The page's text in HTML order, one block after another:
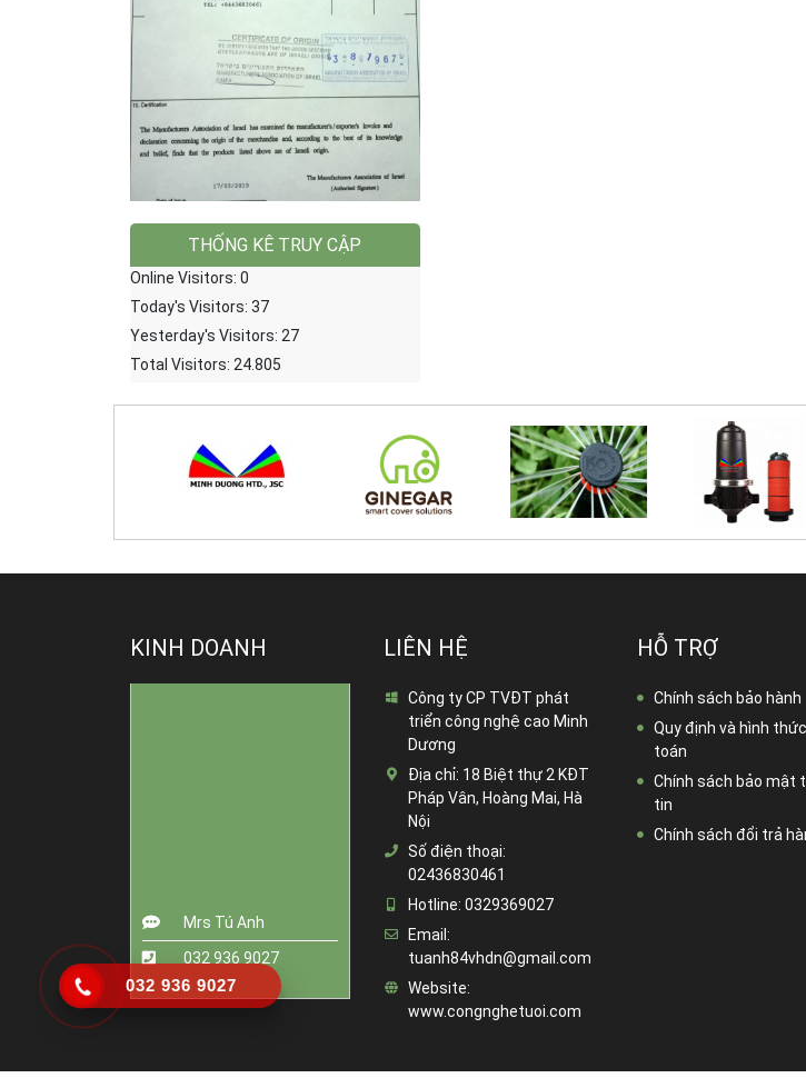
THỐNG KÊ TRUY CẬP
Online Visitors: 0
Today's Visitors: 37
Yesterday's Visitors: 27
Total Visitors: 24.805
KINH DOANH
Mrs Tú Anh
032 936 9027
LIÊN HỆ
Công ty CP TVĐT phát
triển công nghệ cao Minh
Dương
Địa chỉ: 18 Biệt thự 2 KĐT
Pháp Vân, Hoàng Mai, Hà
Nội
Số điện thoại:
02436830461
Hotline: 0329369027
Email:
tuanh84vhdn@gmail.com
Website:
www.congnghetuoi.com
HỖ TRỢ
Chính sách bảo hành
Quy định và hình
toán
Chính sách bảo mật
tin
Chính sách đổi trả
032 936 9027